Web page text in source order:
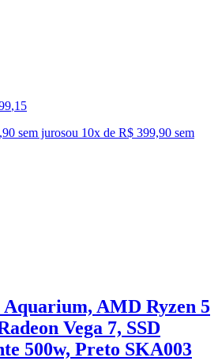
,15
sem jurosou 10x de R$ 399,90 sem
AMD Ryzen 5
Vega 7, SSD
500w, Preto SKA003